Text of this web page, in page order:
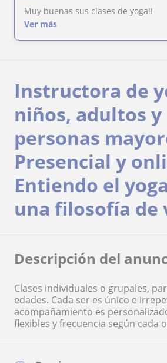
Muy buenas sus clases de yoga!!
Ver más
Instructora de
niños, adultos y
personas
Presencial y
Entiendo el
una filosofía de
Descripción del
Clases individuales o grupales,
edades. Cada ser es único e
acompañamiento es
flexibles y frecuencia según cada